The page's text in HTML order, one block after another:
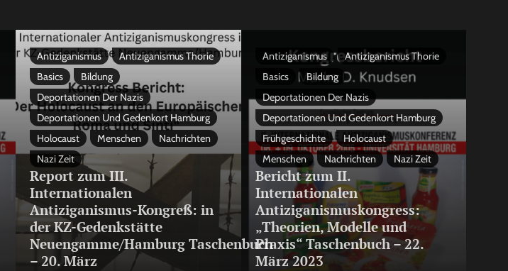
Antiziganismus
Antiziganismus Thorie
Basics
Bildung
Deportationen Der Nazis
Deportationen Und Gedenkort Hamburg
Holocaust
Menschen
Nachrichten
Nazi Zeit
Report zum III.
Internationalen
Antiziganismus-Kongreß: in
der KZ-Gedenkstätte
Neuengamme/Hamburg Taschenbuch
– 20. März
Antiziganismus
Antiziganismus Thorie
Basics
Bildung
Deportationen Der Nazis
Deportationen Und Gedenkort Hamburg
Frühgeschichte
Holocaust
Menschen
Nachrichten Nazi Zeit
Bericht zum II.
Internationalen
Antiziganismuskongress:
„Theorien, Modelle und
Praxis“ Taschenbuch – 22.
März 2023